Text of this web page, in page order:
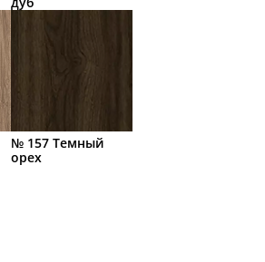
№ 157 Темный
орех